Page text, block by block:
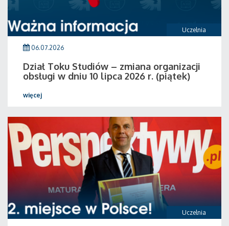
Uczelnia
06.07.2026
Dział Toku Studiów – zmiana organizacji
obsługi w dniu 10 lipca 2026 r. (piątek)
więcej
Uczelnia